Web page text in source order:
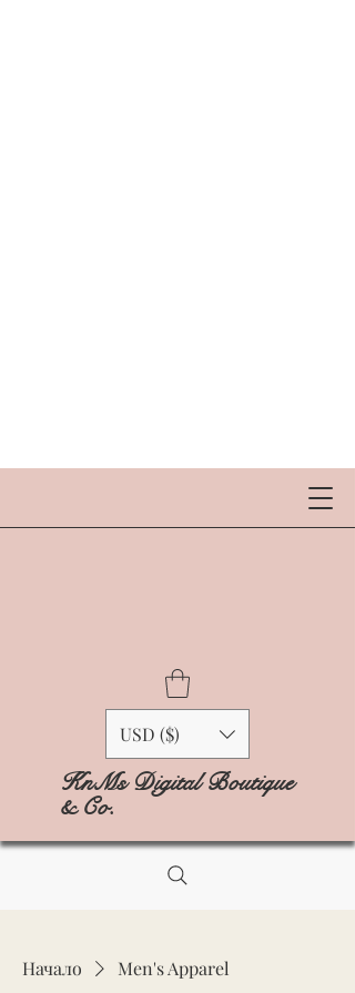
USD ($)
KnMs Digital Boutique
& Co.
Начало Men's Apparel